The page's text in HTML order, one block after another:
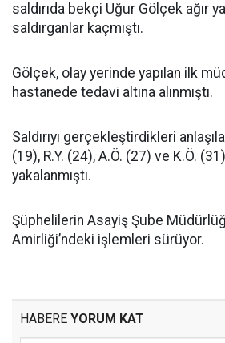
saldırıda bekçi Uğur Gölçek ağır
saldırganlar kaçmıştı.
Gölçek, olay yerinde yapılan ilk
hastanede tedavi altına alınmıştı.
Saldırıyı gerçekleştirdikleri
(19), R.Y. (24), A.Ö. (27) ve K.Ö.
yakalanmıştı.
Şüphelilerin Asayiş Şube
Amirliği’ndeki işlemleri sürüyor.
HABERE YORUM KAT